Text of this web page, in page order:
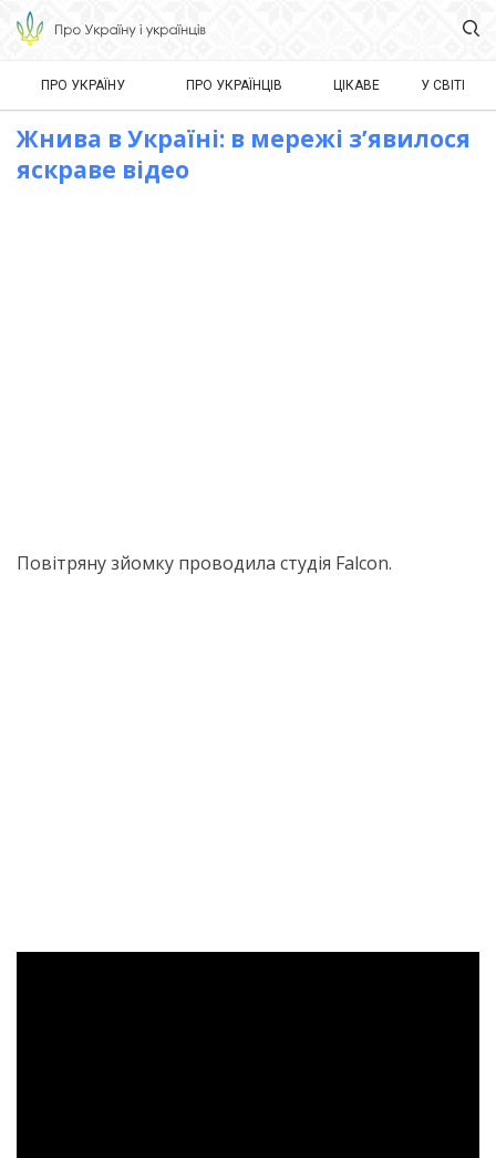
ПРО УКРАЇНУ ПРО УКРАЇНЦІВ ЦІКАВЕ У СВІТІ
Жнива в Україні: в мережі з’явилося
яскраве відео
Повітряну зйомку проводила студія Falcon.